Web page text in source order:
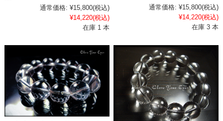
通常価格: ¥15,800(税込)
¥14,220(税込)
在庫 1 本
通常価格: ¥15,800(税込)
¥14,220(税込)
在庫 3 本